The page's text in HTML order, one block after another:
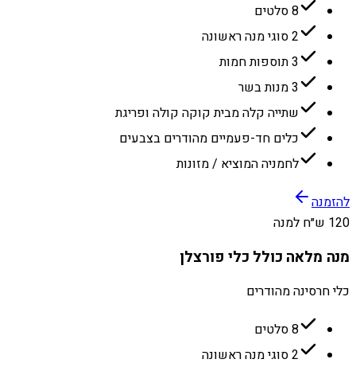
8 סלטים
2 סוגי מנה ראשונה
3 תוספות חמות
3 מנות בשר
שתייה קלה מבית קוקה קולה ופריגת
כלים חד-פעמיים מהודרים בצבעים
לחמניה המוציא / מזונות
להזמנה
120 ש״ח למנה
מנה מלאה כולל כלי פורצלן
כלי חרסינה מהודרים
8 סלטים
2 סוגי מנה ראשונה